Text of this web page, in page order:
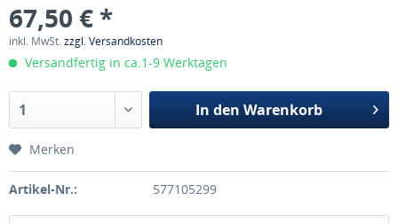
67,50 € *
inkl. MwSt.zzgl. Versandkosten
Versandfertig in ca.1-9 Werktagen
In den Warenkorb
Merken
Artikel-Nr.: 577105299